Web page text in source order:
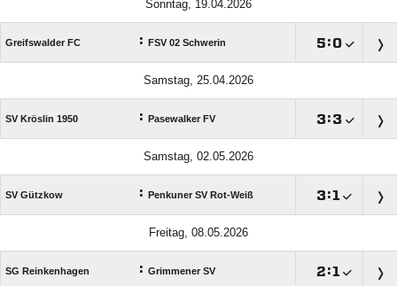
Sonntag, 19.04.2026
Greifswalder FC : FSV 02 Schwerin :
Samstag, 25.04.2026
SV Kröslin 1950 : Pasewalker FV :
Samstag, 02.05.2026
SV Gützkow : Penkuner SV Rot-Weiß :
Freitag, 08.05.2026
SG Reinkenhagen : Grimmener SV :